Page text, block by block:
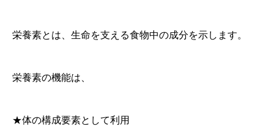
栄養素とは、生命を支える食物中の成分を示します。
栄養素の機能は、
★体の構成要素として利用